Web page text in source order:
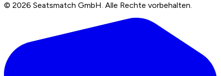
© 2026 Seatsmatch GmbH. Alle Rechte vorbehalten.